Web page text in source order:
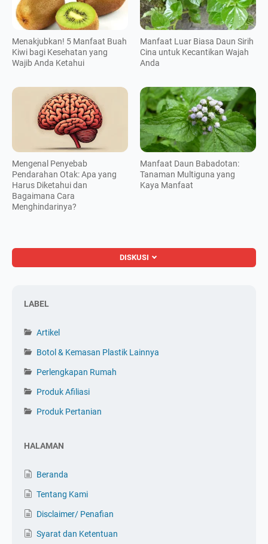
Menakjubkan! 5 Manfaat Buah
Kiwi bagi Kesehatan yang
Wajib Anda Ketahui
Manfaat Luar Biasa Daun Sirih
Cina untuk Kecantikan Wajah
Anda
Mengenal Penyebab
Pendarahan Otak: Apa yang
Harus Diketahui dan
Bagaimana Cara
Menghindarinya?
Manfaat Daun Babadotan:
Tanaman Multiguna yang
Kaya Manfaat
DISKUSI
LABEL
Artikel
Botol & Kemasan Plastik Lainnya
Perlengkapan Rumah
Produk Afiliasi
Produk Pertanian
HALAMAN
Beranda
Tentang Kami
Disclaimer/ Penafian
Syarat dan Ketentuan